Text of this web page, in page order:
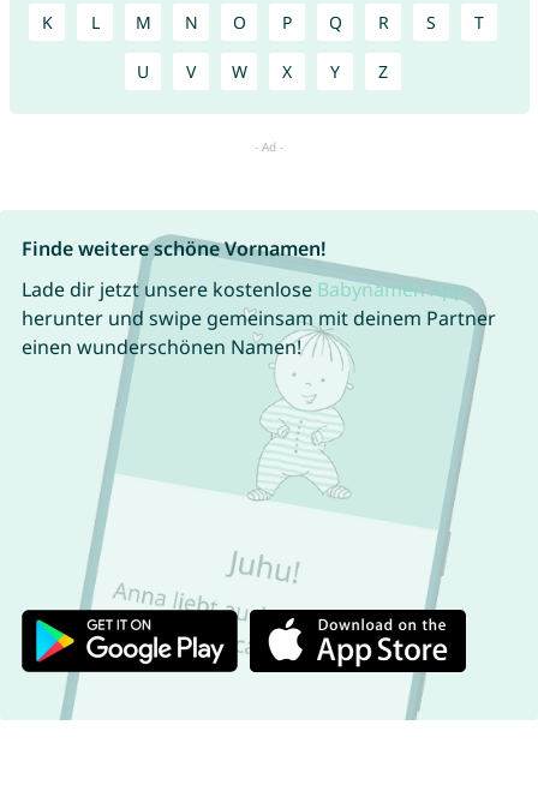
K L M N O P Q R S T
U V W X Y Z
Finde weitere schöne Vornamen!
Lade dir jetzt unsere kostenlose Babynamen App
herunter und swipe gemeinsam mit deinem Partner
einen wunderschönen Namen!